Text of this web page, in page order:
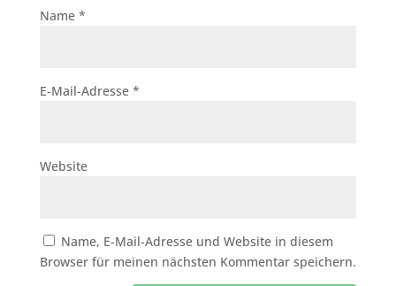
Name *
E-Mail-Adresse *
Website
Name, E-Mail-Adresse und Website in diesem
Browser für meinen nächsten Kommentar speichern.